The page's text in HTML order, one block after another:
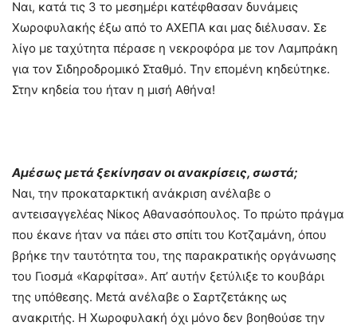
Ναι, κατά τις 3 το μεσημέρι κατέφθασαν δυνάμεις
Χωροφυλακής έξω από το ΑΧΕΠΑ και μας διέλυσαν. Σε
λίγο με ταχύτητα πέρασε η νεκροφόρα με τον Λαμπράκη
για τον Σιδηροδρομικό Σταθμό. Την επομένη κηδεύτηκε.
Στην κηδεία του ήταν η μισή Αθήνα!
Αμέσως μετά ξεκίνησαν οι ανακρίσεις, σωστά;
Ναι, την προκαταρκτική ανάκριση ανέλαβε ο
αντεισαγγελέας Νίκος Αθανασόπουλος. Το πρώτο πράγμα
που έκανε ήταν να πάει στο σπίτι του Κοτζαμάνη, όπου
βρήκε την ταυτότητα του, της παρακρατικής οργάνωσης
του Γιοσμά «Καρφίτσα». Απ’ αυτήν ξετύλιξε το κουβάρι
της υπόθεσης. Μετά ανέλαβε ο Σαρτζετάκης ως
ανακριτής. Η Χωροφυλακή όχι μόνο δεν βοηθούσε την